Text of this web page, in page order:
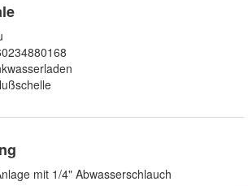
mit 1/4" Abwasserschlauch